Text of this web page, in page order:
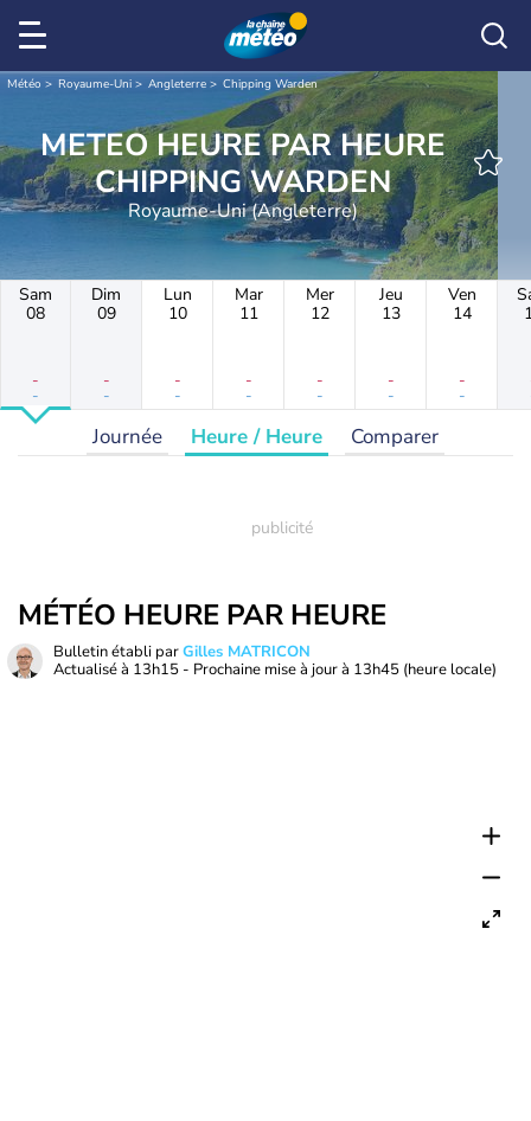
Météo Royaume-Uni Angleterre Chipping Warden
METEO HEURE PAR HEURE
CHIPPING WARDEN
Royaume-Uni (Angleterre)
Sam
08
-
-
Dim
09
-
-
Lun
10
-
-
Mar
11
-
-
Mer
12
-
-
Jeu
13
-
-
Ven
14
-
-
Journée Heure / Heure Comparer
MÉTÉO HEURE PAR HEURE
Bulletin établi parGilles MATRICON
Actualisé à 13h15 - Prochaine mise à jour à 13h45 (heure locale)